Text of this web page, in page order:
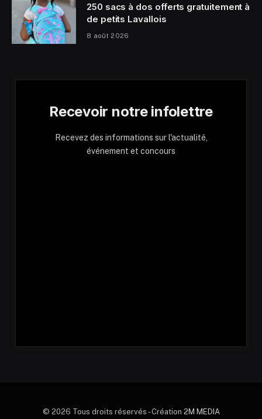
250 sacs à dos offerts gratuitement à
de petits Lavallois
8 août 2026
Recevoir notre infolettre
Recevez des informations sur l'actualité,
événement et concours
© 2026 Tous droits réservés - Création 2M MEDIA